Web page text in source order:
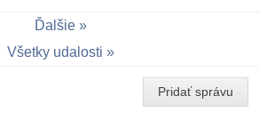
Ďalšie
Všetky udalosti
Pridať správu